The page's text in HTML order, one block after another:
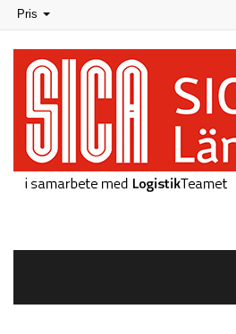
Toggle
navigation
Pris